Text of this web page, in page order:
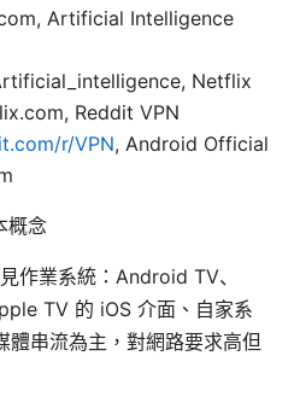
Artificial Intelligence
Netflix
Reddit VPN
r/VPN, Android Official
概念
作業系統：Android TV、
TV 的 iOS 介面、自家系
體串流為主，對網路要求高但